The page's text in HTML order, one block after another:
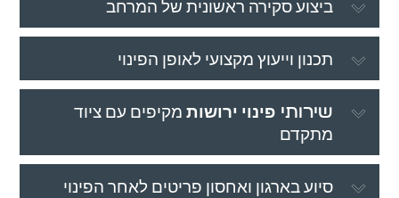
ביצוע סקירה ראשונית של המרחב
תכנון וייעוץ מקצועי לאופן הפינוי
שירותיפינוי ירושות מקיפים עם ציוד
מתקדם
סיוע בארגון ואחסון פריטים לאחר הפינוי